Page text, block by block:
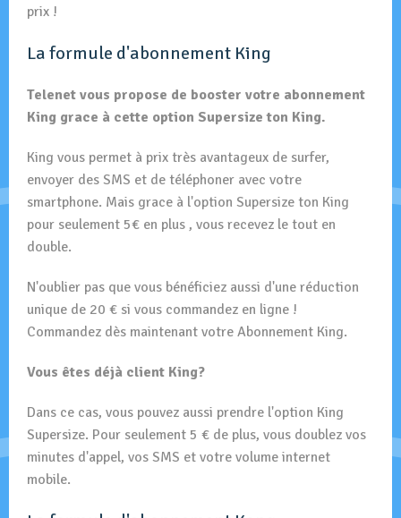
prix !
La formule d'abonnement King
Telenet vous propose de booster votre abonnement
King grace à cette option Supersize ton King.
King vous permet à prix très avantageux de surfer,
envoyer des SMS et de téléphoner avec votre
smartphone. Mais grace à l'option Supersize ton King
pour seulement 5€ en plus , vous recevez le tout en
double.
N'oublier pas que vous bénéficiez aussi d'une réduction
unique de 20 € si vous commandez en ligne !
Commandez dès maintenant votre Abonnement King.
Vous êtes déjà client King?
Dans ce cas, vous pouvez aussi prendre l'option King
Supersize. Pour seulement 5 € de plus, vous doublez vos
minutes d'appel, vos SMS et votre volume internet
mobile.